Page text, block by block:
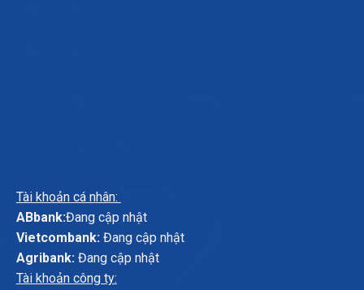
Tài khoản cá nhân:
ABbank:Đang cập nhật
Vietcombank:Đang cập nhật
Agribank:Đang cập nhật
Tài khoản công ty: